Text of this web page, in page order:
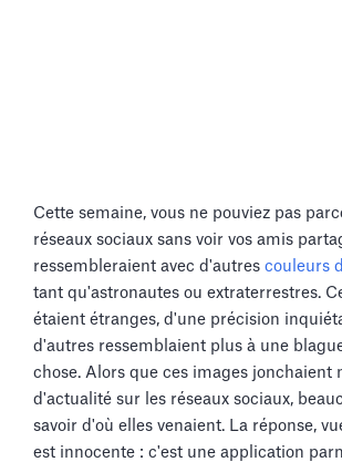
Cette semaine, vous ne pouviez pas
réseaux sociaux sans voir vos amis
ressembleraient avec d'autres couleurs
tant qu'astronautes ou extraterrestres.
étaient étranges, d'une précision
d'autres ressemblaient plus à une
chose. Alors que ces images jonchaient
d'actualité sur les réseaux sociaux,
savoir d'où elles venaient. La réponse,
est innocente : c'est une application